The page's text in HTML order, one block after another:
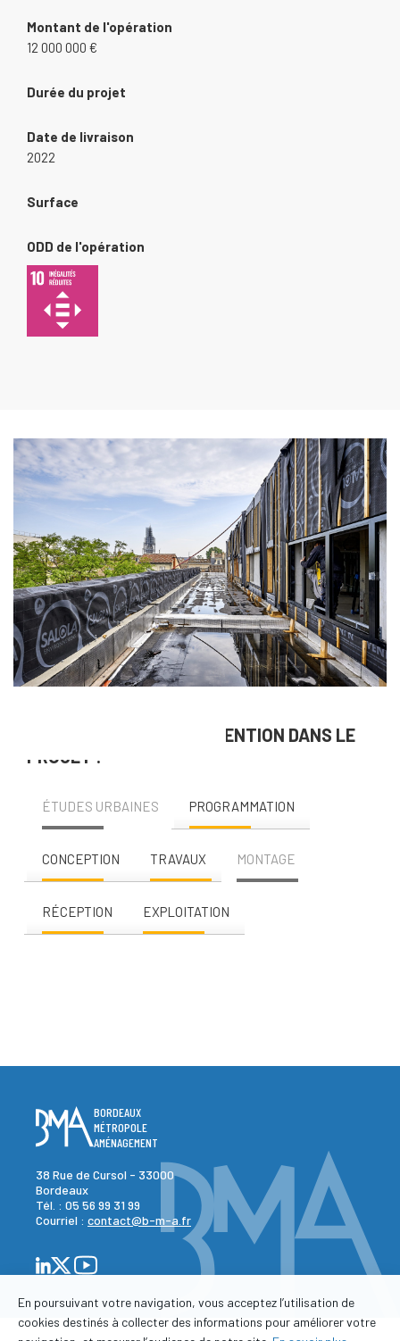
Montant de l'opération
12 000 000 €
Durée du projet
Date de livraison
2022
Surface
ODD de l'opération
NOS DOMAINES D’INTERVENTION DANS LE
PROJET :
ÉTUDES URBAINES PROGRAMMATION
CONCEPTION TRAVAUX MONTAGE
RÉCEPTION EXPLOITATION
BORDEAUX
MÉTROPOLE
AMÉNAGEMENT
38 Rue de Cursol - 33000
Bordeaux
Tél. : 05 56 99 31 99
Courriel : contact@b-m-a.fr
En poursuivant votre navigation, vous acceptez l’utilisation de
cookies destinés à collecter des informations pour améliorer votre